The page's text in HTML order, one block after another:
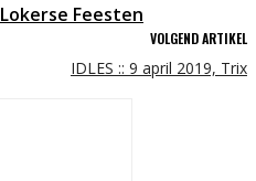
Lokerse Feesten
VOLGEND ARTIKEL
IDLES :: 9 april 2019, Trix